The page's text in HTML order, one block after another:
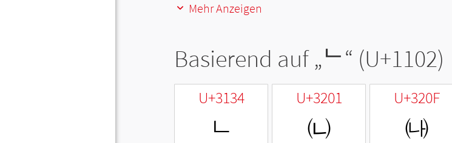
Mehr Anzeigen
Basierend auf „ᄂ“ (U+1102)
U+3134
ㄴ
U+3201
㈁
U+320F
㈏